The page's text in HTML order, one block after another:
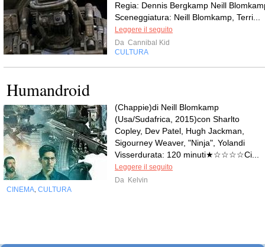
Regia: Dennis Bergkamp Neill
Sceneggiatura: Neill Blomkamp, Terri...
Leggere il seguito
Da Cannibal Kid
CULTURA
Humandroid
(Chappie)di Neill Blomkamp
(Usa/Sudafrica, 2015)con Sharlto
Copley, Dev Patel, Hugh Jackman,
Sigourney Weaver, "Ninja", Yolandi
Visserdurata: 120 minuti★☆☆☆☆Ci...
Leggere il seguito
Da Kelvin
CINEMA, CULTURA